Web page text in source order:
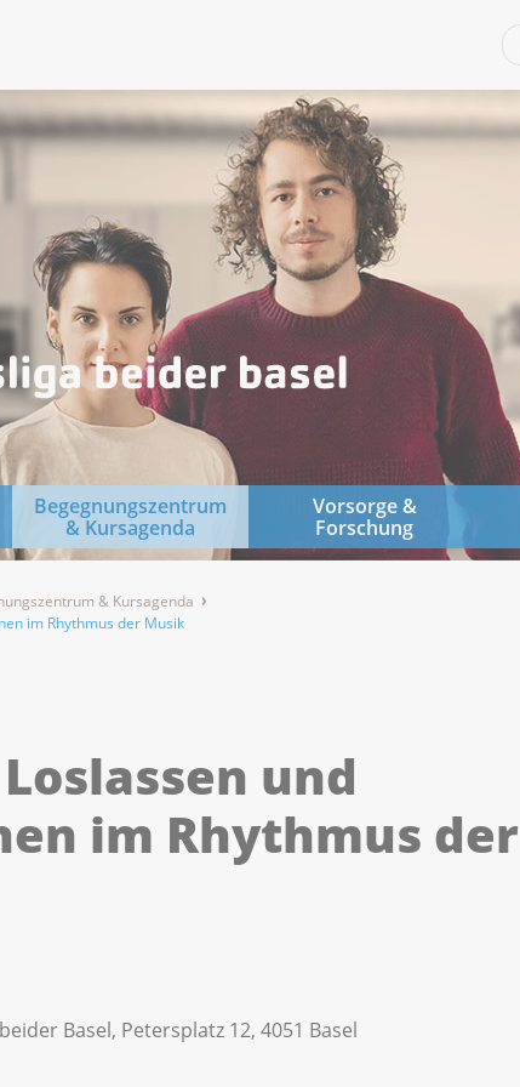
Begegnungszentrum
& Kursagenda
Vorsorge &
Forschung
& Kursagenda
im Rhythmus der Musik
und
im Rhythmus der
Basel, Petersplatz 12, 4051 Basel